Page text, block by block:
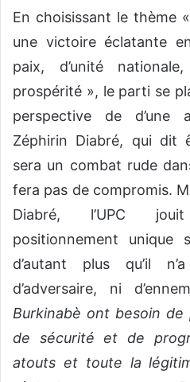
En choisissant le thème
une victoire éclatante
paix, d’unité
prospérité », le parti se
perspective de d’une
Zéphirin Diabré, qui dit
sera un combat rude
fera pas de compromis.
Diabré, l’UPC jouit
positionnement unique
d’autant plus qu’il
d’adversaire, ni
Burkinabè ont besoin de
de sécurité et de
atouts et toute la